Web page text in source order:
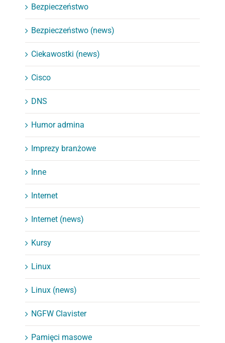
Bezpieczeństwo
Bezpieczeństwo (news)
Ciekawostki (news)
Cisco
DNS
Humor admina
Imprezy branżowe
Inne
Internet
Internet (news)
Kursy
Linux
Linux (news)
NGFW Clavister
Pamięci masowe